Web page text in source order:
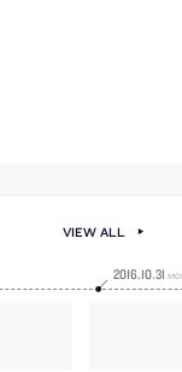
2016.10.31
VIEW ALL